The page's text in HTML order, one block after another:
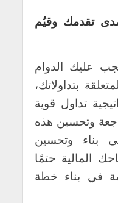
مدى تقدمك وقيُم
عليك الدوام
بتداولاتك،
تداول قوية
وتحسين هذه
بناء وتحسين
المالية حتمًا
في بناء خطة